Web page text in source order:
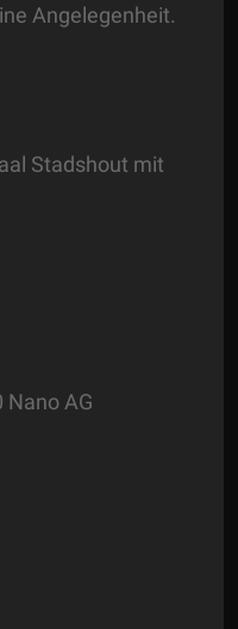
Angelegenheit.
Stadshout mit
Nano AG